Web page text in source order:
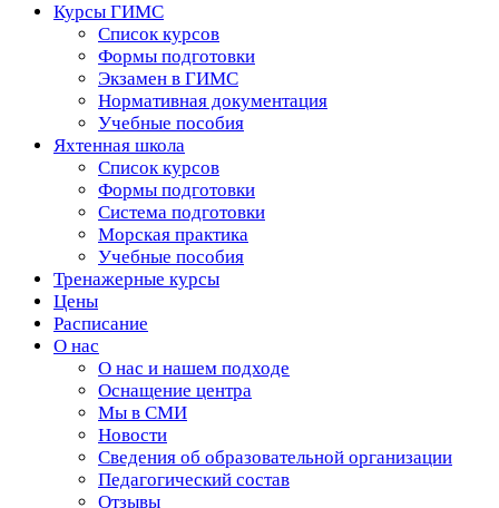
Курсы ГИМС
Список курсов
Формы подготовки
Экзамен в ГИМС
Нормативная документация
Учебные пособия
Яхтенная школа
Список курсов
Формы подготовки
Cистема подготовки
Морская практика
Учебные пособия
Тренажерные курсы
Цены
Расписание
О нас
О нас и нашем подходе
Оснащение центра
Мы в СМИ
Новости
Сведения об образовательной организации
Педагогический состав
Отзывы